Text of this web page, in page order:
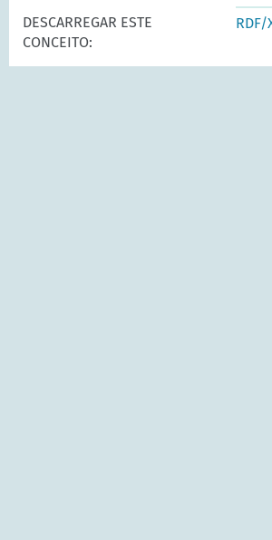
DESCARREGAR ESTE
CONCEITO:
RDF/